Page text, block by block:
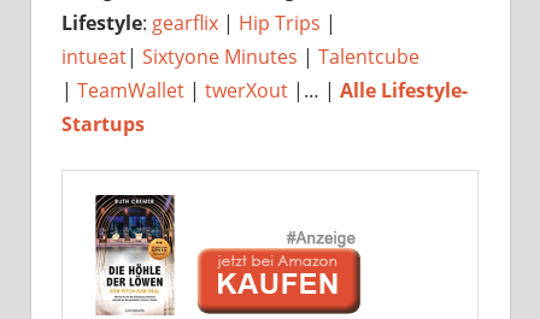
Lifestyle: gearflix | Hip Trips |
intueat| Sixtyone Minutes | Talentcube
| TeamWallet | twerXout |… | Alle Lifestyle-
Startups